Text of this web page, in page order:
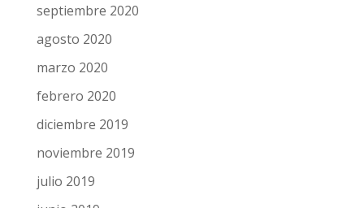
septiembre 2020
agosto 2020
marzo 2020
febrero 2020
diciembre 2019
noviembre 2019
julio 2019